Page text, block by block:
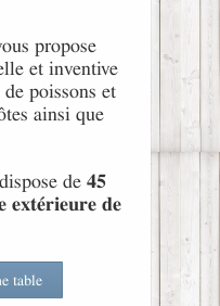
propose
et inventive
poissons et
ainsi que
de 45
extérieure de
table